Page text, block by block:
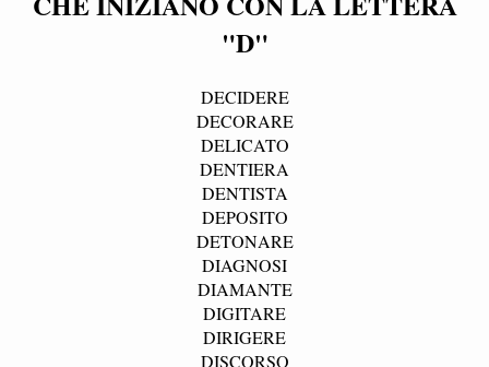
"D"
DECIDERE
DECORARE
DELICATO
DENTIERA
DENTISTA
DEPOSITO
DETONARE
DIAGNOSI
DIAMANTE
DIGITARE
DIRIGERE
DISCORSO